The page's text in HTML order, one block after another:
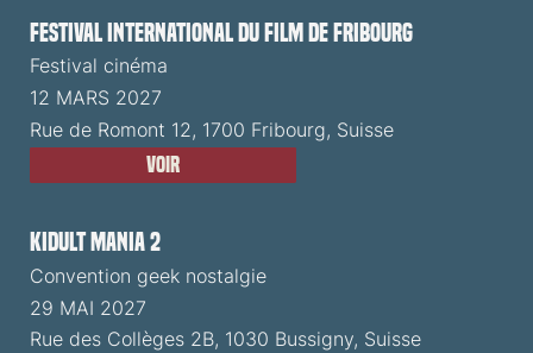
Festival International du Film de Fribourg
Festival cinéma
12 MARS 2027
Rue de Romont 12, 1700 Fribourg, Suisse
Voir
Kidult Mania 2
Convention geek nostalgie
29 MAI 2027
Rue des Collèges 2B, 1030 Bussigny, Suisse